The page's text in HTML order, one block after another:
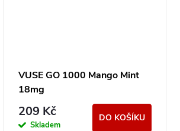
VUSE GO 1000 Mango Mint
18mg
209 Kč
Skladem
DO KOŠÍKU